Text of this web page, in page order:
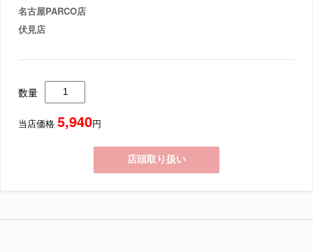
名古屋PARCO店
伏見店
数量
当店価格 5,940円
店頭取り扱い